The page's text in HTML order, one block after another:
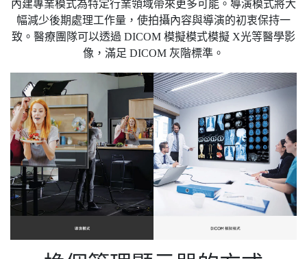
內建專業模式為特定行業領域帶來更多可能。導演模式將大
幅減少後期處理工作量，使拍攝內容與導演的初衷保持一
致。醫療團隊可以透過 DICOM 模擬模式模擬 X光等醫學影
像，滿足 DICOM 灰階標準。